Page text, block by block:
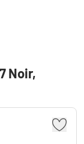
Noir,